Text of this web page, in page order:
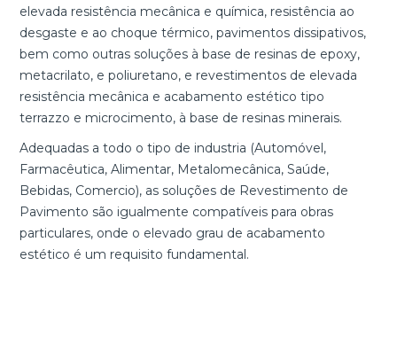
elevada resistência mecânica e química, resistência ao
desgaste e ao choque térmico, pavimentos dissipativos,
bem como outras soluções à base de resinas de epoxy,
metacrilato, e poliuretano, e revestimentos de elevada
resistência mecânica e acabamento estético tipo
terrazzo e microcimento, à base de resinas minerais.
Adequadas a todo o tipo de industria (Automóvel,
Farmacêutica, Alimentar, Metalomecânica, Saúde,
Bebidas, Comercio), as soluções de Revestimento de
Pavimento são igualmente compatíveis para obras
particulares, onde o elevado grau de acabamento
estético é um requisito fundamental.